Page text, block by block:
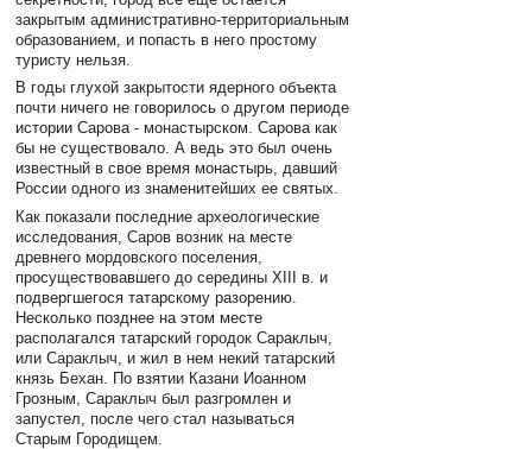
закрытым административно-территориальным
образованием, и попасть в него простому
туристу нельзя.
В годы глухой закрытости ядерного объекта
почти ничего не говорилось о другом периоде
истории Сарова - монастырском. Сарова как
бы не существовало. А ведь это был очень
известный в свое время монастырь, давший
России одного из знаменитейших ее святых.
Как показали последние археологические
исследования, Саров возник на месте
древнего мордовского поселения,
просуществовавшего до середины ХIII в. и
подвергшегося татарскому разорению.
Несколько позднее на этом месте
располагался татарский городок Сараклыч,
или Сараклыч, и жил в нем некий татарский
князь Бехан. По взятии Казани Иоанном
Грозным, Сараклыч был разгромлен и
запустел, после чего стал называться
Старым Городищем.